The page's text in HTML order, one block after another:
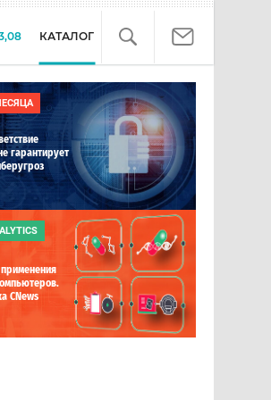
КАТАЛОГ
гарантирует
CNews